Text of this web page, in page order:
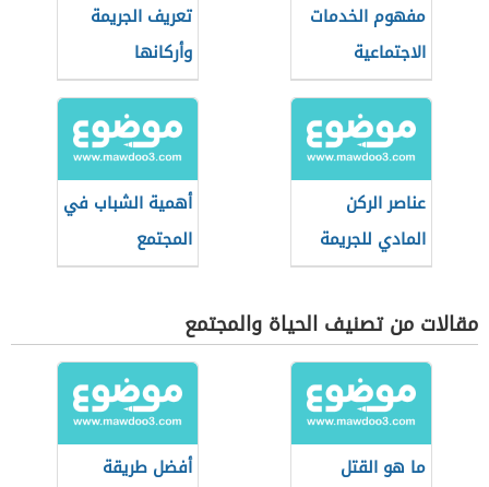
مفهوم الخدمات
الاجتماعية
تعريف الجريمة
وأركانها
عناصر الركن
المادي للجريمة
أهمية الشباب في
المجتمع
مقالات من تصنيف الحياة والمجتمع
ما هو القتل
أفضل طريقة